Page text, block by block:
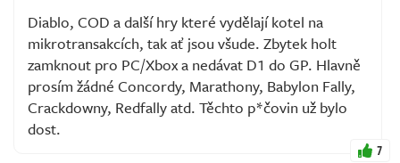
Diablo, COD a další hry které vydělají kotel na
mikrotransakcích, tak ať jsou všude. Zbytek holt
zamknout pro PC/Xbox a nedávat D1 do GP. Hlavně
prosím žádné Concordy, Marathony, Babylon Fally,
Crackdowny, Redfally atd. Těchto p*čovin už bylo
dost.
7